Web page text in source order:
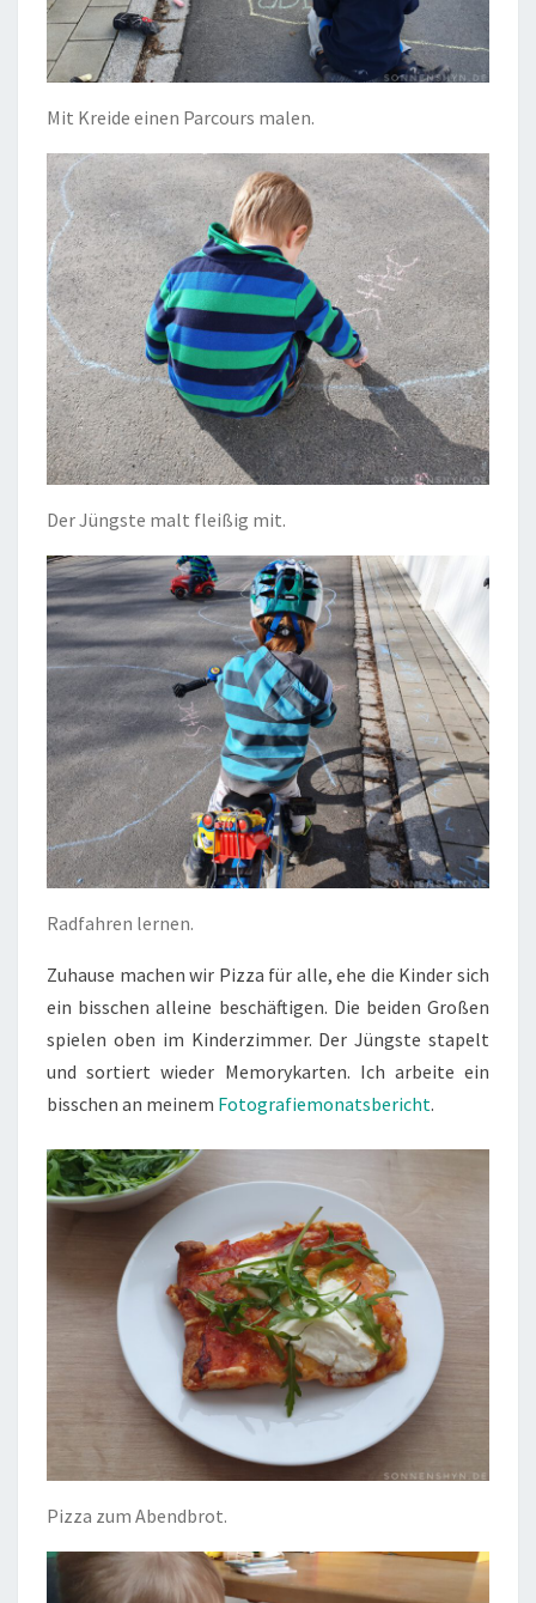
Mit Kreide einen Parcours malen.
Der Jüngste malt fleißig mit.
Radfahren lernen.
Zuhause machen wir Pizza für alle, ehe die Kinder sich
ein bisschen alleine beschäftigen. Die beiden Großen
spielen oben im Kinderzimmer. Der Jüngste stapelt
und sortiert wieder Memorykarten. Ich arbeite ein
bisschen an meinem Fotografiemonatsbericht.
Pizza zum Abendbrot.